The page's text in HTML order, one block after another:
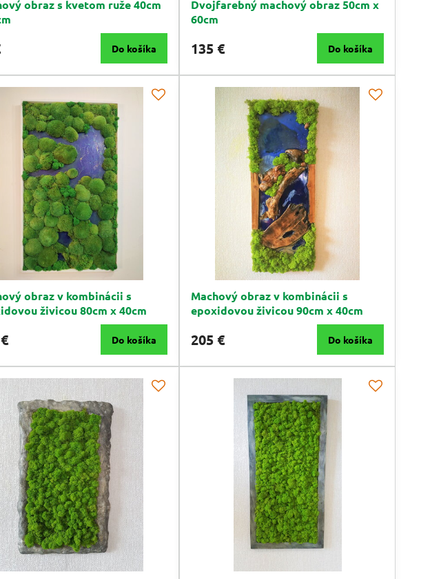
obraz s kvetom ruže 40cm
Do košíka
Dvojfarebný machový obraz 50cm x
60cm
135 € Do košíka
obraz v kombinácii s
živicou 80cm x 40cm
Do košíka
Machový obraz v kombinácii s
epoxidovou živicou 90cm x 40cm
205 € Do košíka